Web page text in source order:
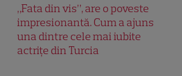
„Fata din vis”, are o poveste
impresionantă. Cum a ajuns
una dintre cele mai iubite
actrițe din Turcia